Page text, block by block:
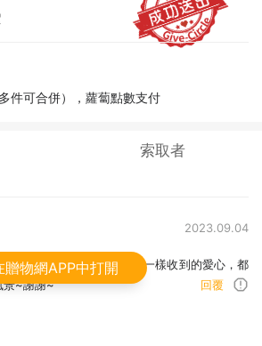
件可合併），蘿蔔點數支付
索取者
2023.09.04
愛心~我會珍惜的使用，每一樣收到的愛心，都
景~謝謝~
回覆
贈物網APP中打開